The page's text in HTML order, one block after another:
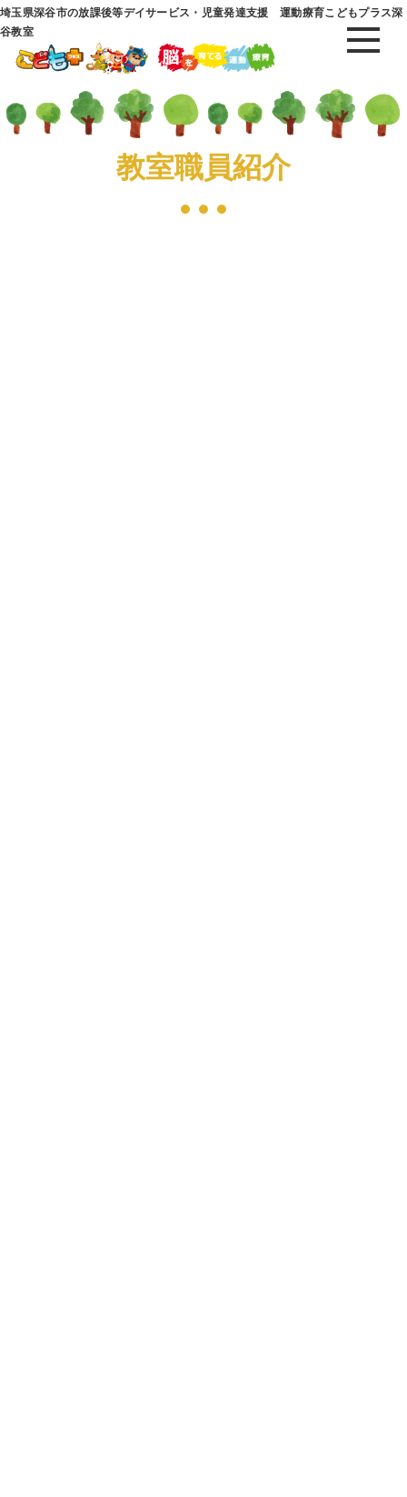
埼玉県深谷市の放課後等デイサービス・児童発達支援 運動療育こどもプラス深
谷教室
教室職員紹介